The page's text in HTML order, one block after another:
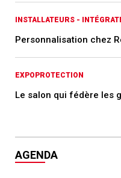
INSTALLATEURS -
Personnalisation chez
EXPOPROTECTION
Le salon qui fédère les
AGENDA